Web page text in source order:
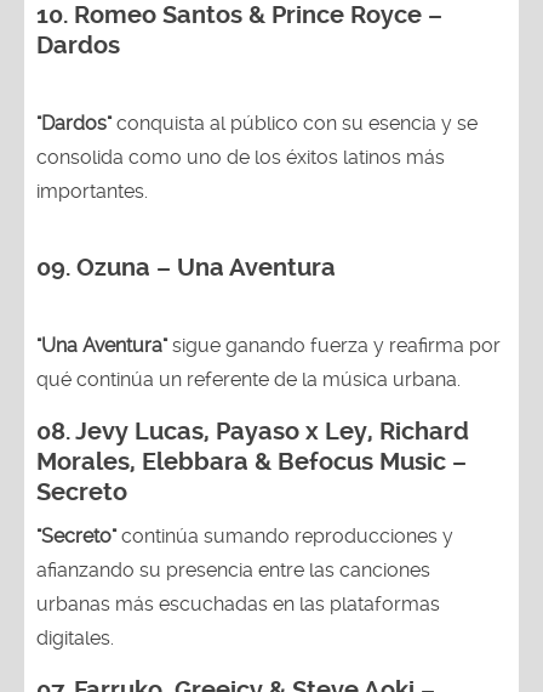
10. Romeo Santos & Prince Royce –
Dardos
"Dardos"conquista al público con su esencia y se
consolida como uno de los éxitos latinos más
importantes.
09. Ozuna – Una Aventura
"Una Aventura"sigue ganando fuerza y reafirma por
qué continúa un referente de la música urbana.
08. Jevy Lucas, Payaso x Ley, Richard
Morales, Elebbara & Befocus Music –
Secreto
"Secreto"continúa sumando reproducciones y
afianzando su presencia entre las canciones
urbanas más escuchadas en las plataformas
digitales.